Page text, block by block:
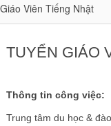
Giáo Viên Tiếng Nhật
TUYỂN GIÁO
Thông tin công việc:
Trung tâm du học &